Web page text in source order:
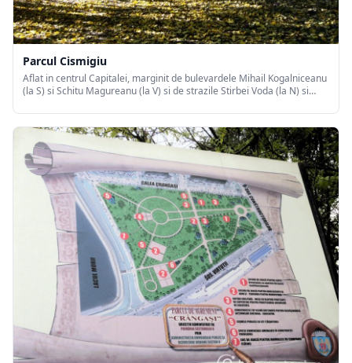
Parcul Cismigiu
Aflat in centrul Capitalei, marginit de bulevardele Mihail Kogalniceanu
(la S) si Schitu Magureanu (la V) si de strazile Stirbei Voda (la N) si
extins pe 17 ha, pe locul in care se afla (inceputul secolul 19) o
dumbrava cu un lac format din izvoarele naturale aflate la baza
terasei dinspre strada Stirbei Voda.